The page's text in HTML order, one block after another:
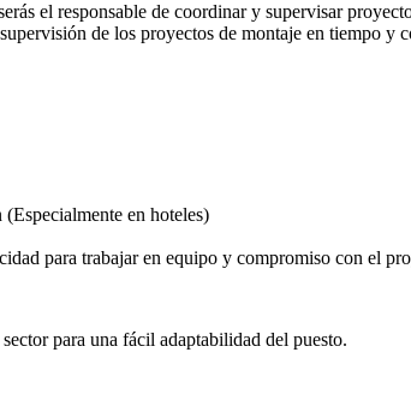
el responsable de coordinar y supervisar
de los proyectos de montaje en tiempo
en hoteles)
para trabajar en equipo y compromiso con el
para una fácil adaptabilidad del puesto.